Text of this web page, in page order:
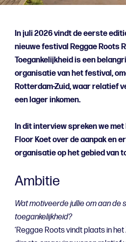
In juli 2026 vindt de eerste
nieuwe festival Reggae Roots
Toegankelijkheid is een
organisatie van het festival,
Rotterdam-Zuid, waar relatief
een lager inkomen.
In dit interview spreken we
Floor Koet over de aanpak en
organisatie op het gebied van
Ambitie
Wat motiveerde jullie om aan de
toegankelijkheid?
‘Reggae Roots vindt plaats in